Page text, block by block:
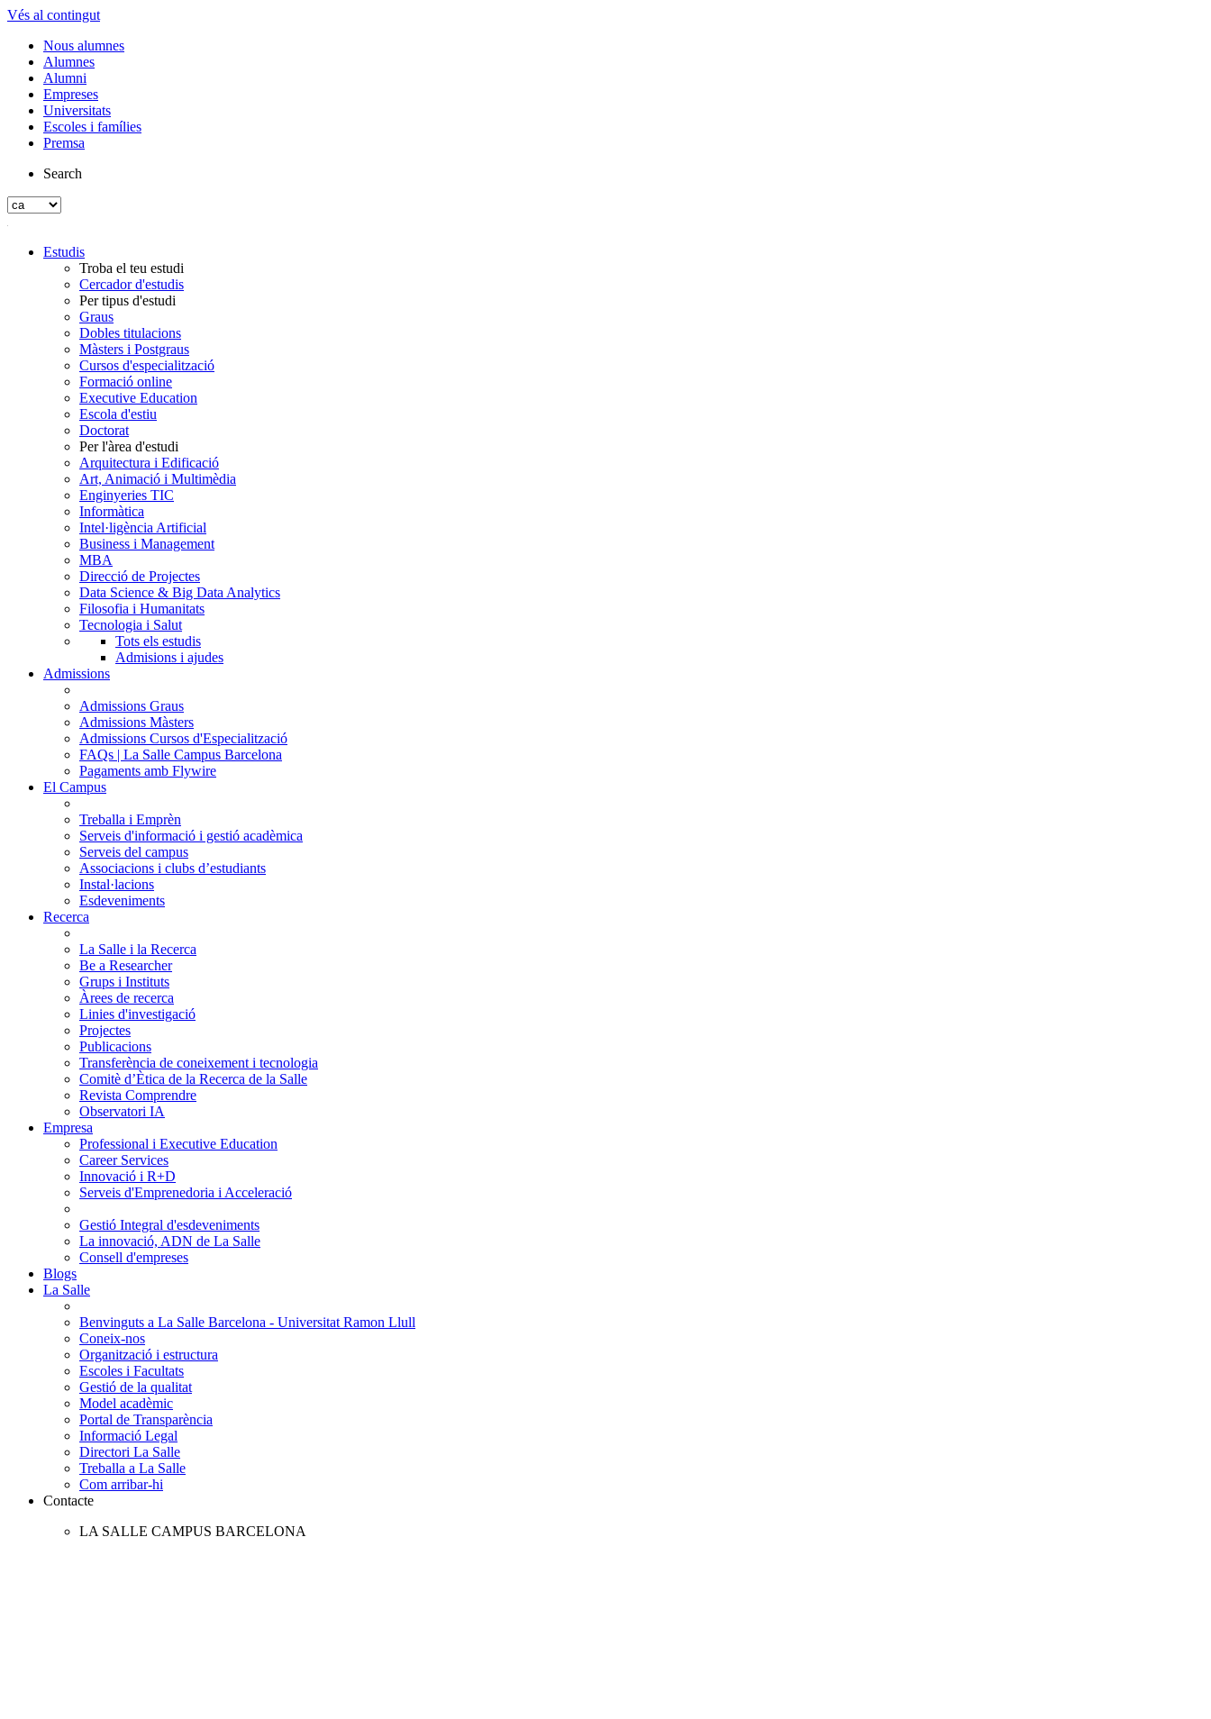
Vés al contingut
Nous alumnes
Alumnes
Alumni
Empreses
Universitats
Escoles i famílies
Premsa
Search
Estudis
Troba el teu estudi
Cercador d'estudis
Per tipus d'estudi
Graus
Dobles titulacions
Màsters i Postgraus
Cursos d'especialització
Formació online
Executive Education
Escola d'estiu
Doctorat
Per l'àrea d'estudi
Arquitectura i Edificació
Art, Animació i Multimèdia
Enginyeries TIC
Informàtica
Intel·ligència Artificial
Business i Management
MBA
Direcció de Projectes
Data Science & Big Data Analytics
Filosofia i Humanitats
Tecnologia i Salut
Tots els estudis
Admisions i ajudes
Admissions
Admissions Graus
Admissions Màsters
Admissions Cursos d'Especialització
FAQs | La Salle Campus Barcelona
Pagaments amb Flywire
El Campus
Treballa i Emprèn
Serveis d'informació i gestió acadèmica
Serveis del campus
Associacions i clubs d’estudiants
Instal·lacions
Esdeveniments
Recerca
La Salle i la Recerca
Be a Researcher
Grups i Instituts
Àrees de recerca
Linies d'investigació
Projectes
Publicacions
Transferència de coneixement i tecnologia
Comitè d’Ètica de la Recerca de la Salle
Revista Comprendre
Observatori IA
Empresa
Professional i Executive Education
Career Services
Innovació i R+D
Serveis d'Emprenedoria i Acceleració
Gestió Integral d'esdeveniments
La innovació, ADN de La Salle
Consell d'empreses
Blogs
La Salle
Benvinguts a La Salle Barcelona - Universitat Ramon Llull
Coneix-nos
Organització i estructura
Escoles i Facultats
Gestió de la qualitat
Model acadèmic
Portal de Transparència
Informació Legal
Directori La Salle
Treballa a La Salle
Com arribar-hi
Contacte
LA SALLE CAMPUS BARCELONA